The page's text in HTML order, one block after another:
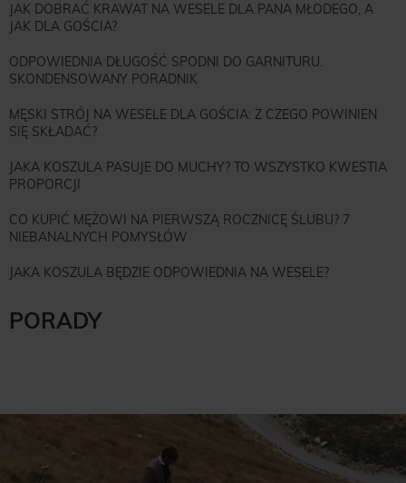
JAK DOBRAĆ KRAWAT NA WESELE DLA PANA MŁODEGO, A
JAK DLA GOŚCIA?
ODPOWIEDNIA DŁUGOŚĆ SPODNI DO GARNITURU.
SKONDENSOWANY PORADNIK
MĘSKI STRÓJ NA WESELE DLA GOŚCIA: Z CZEGO POWINIEN
SIĘ SKŁADAĆ?
JAKA KOSZULA PASUJE DO MUCHY? TO WSZYSTKO KWESTIA
PROPORCJI
CO KUPIĆ MĘŻOWI NA PIERWSZĄ ROCZNICĘ ŚLUBU? 7
NIEBANALNYCH POMYSŁÓW
JAKA KOSZULA BĘDZIE ODPOWIEDNIA NA WESELE?
PORADY